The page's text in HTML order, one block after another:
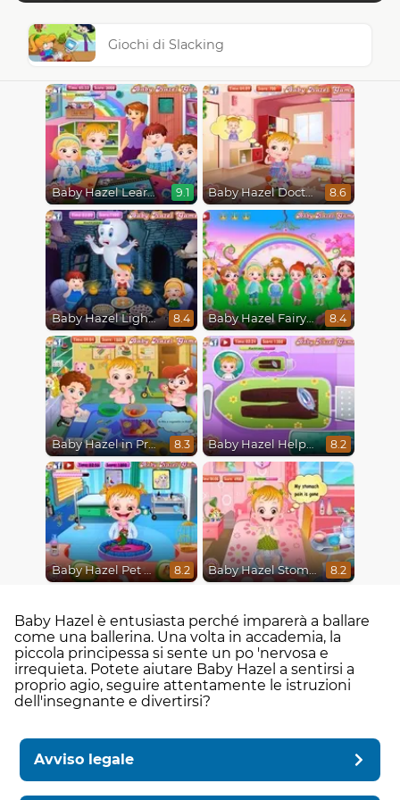
Giochi di Slacking
Baby Hazel Learns Vehicles 9.1 Baby Hazel Doctor Play 8.6
Baby Hazel Lighthouse Adventure 8.4 Baby Hazel Fairyland Ballet 8.4
Baby Hazel in Preschool 8.3 Baby Hazel Helping Time 8.2
Baby Hazel Pet Doctor 8.2 Baby Hazel Stomach Care 8.2
Baby Hazel è entusiasta perché imparerà a ballare
come una ballerina. Una volta in accademia, la
piccola principessa si sente un po 'nervosa e
irrequieta. Potete aiutare Baby Hazel a sentirsi a
proprio agio, seguire attentamente le istruzioni
dell'insegnante e divertirsi?
Avviso legale